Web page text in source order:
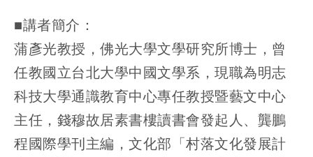
■講者簡介：
蒲彥光教授，佛光大學文學研究所博士，曾
任教國立台北大學中國文學系，現職為明志
科技大學通識教育中心專任教授暨藝文中心
主任，錢穆故居素書樓讀書會發起人、龔鵬
程國際學刊主編，文化部「村落文化發展計